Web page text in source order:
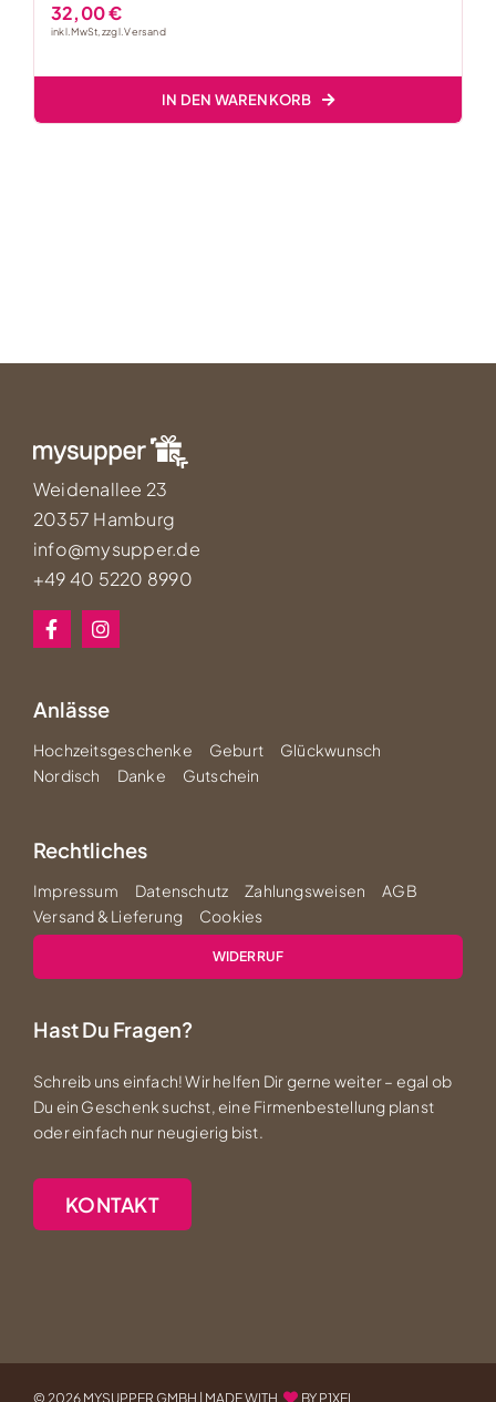
32,00€
inkl. MwSt, zzgl.Versand
IN DEN WARENKORB
Weidenallee 23
20357 Hamburg
info@mysupper.de
+49 40 5220 8990
Anlässe
Hochzeitsgeschenke Geburt
Glückwunsch
Nordisch
Danke Gutschein
Rechtliches
Impressum Datenschutz Zahlungsweisen
AGB
Versand & Lieferung
Cookies
WIDERRUF
Hast Du Fragen?
Schreib uns einfach! Wir helfen Dir gerne weiter – egal ob
Du ein Geschenk suchst, eine Firmenbestellung planst
oder einfach nur neugierig bist.
KONTAKT
© 2026 MYSUPPER GMBH | MADE WITH BY P1XEL